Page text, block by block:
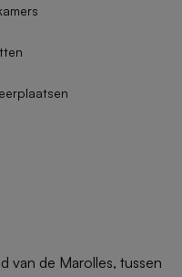
van de Marolles, tussen